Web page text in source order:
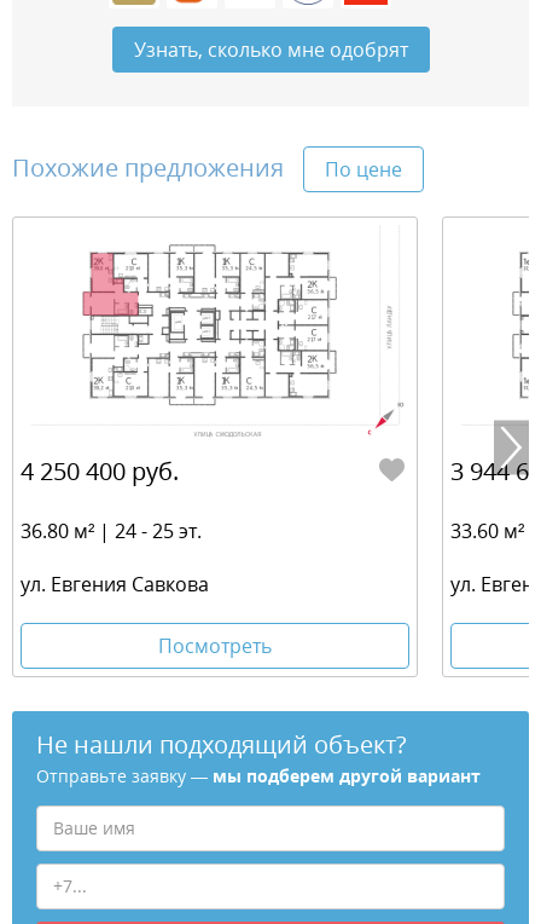
Узнать, сколько мне одобрят
Похожие предложения По цене
4 250 400 руб.
36.80 м² | 24 - 25 эт.
ул. Евгения Савкова
Посмотреть
3 944
33.60 м²
ул.
Не нашли подходящий объект?
Отправьте заявку — мы подберем другой вариант